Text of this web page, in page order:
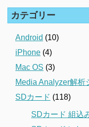
カテゴリー
Android (10)
iPhone (4)
Mac OS (3)
Media Analyzer解析
SDカード (118)
SDカード 組込